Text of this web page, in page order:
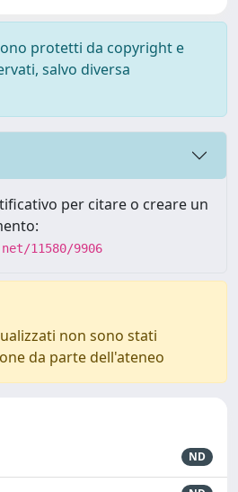
protetti da copyright e
salvo diversa
per citare o creare un
11580/9906
non sono stati
da parte dell'ateneo
ND